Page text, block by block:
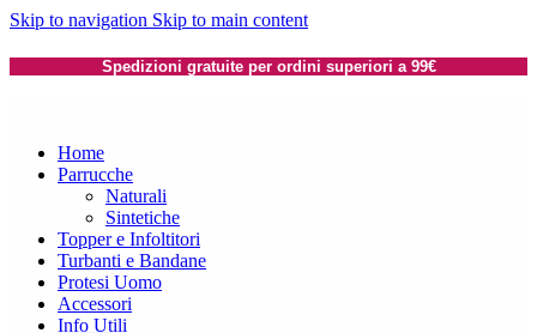
Skip to navigation Skip to main content
Spedizioni gratuite per ordini superiori a 99€
Home
Parrucche
Naturali
Sintetiche
Topper e Infoltitori
Turbanti e Bandane
Protesi Uomo
Accessori
Info Utili